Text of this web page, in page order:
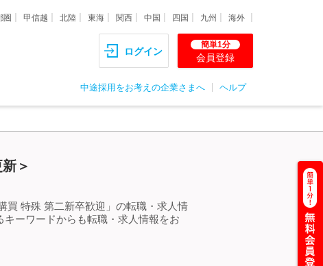
圏 甲信越 北陸 東海 関西 中国 四国 九州 海外
ログイン
簡単1分
会員登録
中途採用をお考えの企業さまへ ヘルプ
＞
買 特殊 第二新卒歓迎」の転職・求人情
ーワードからも転職・求人情報をお